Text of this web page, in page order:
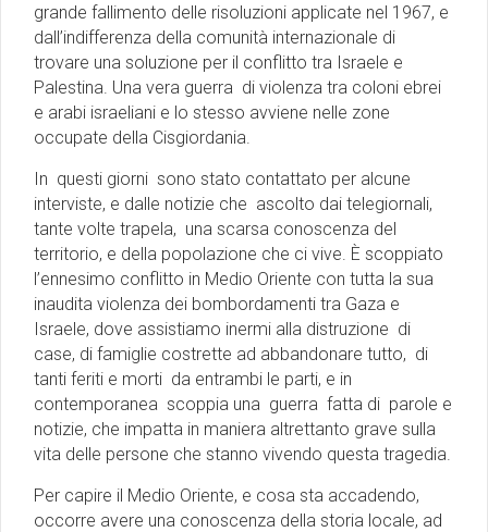
grande fallimento delle risoluzioni applicate nel 1967, e
dall’indifferenza della comunità internazionale di
trovare una soluzione per il conflitto tra Israele e
Palestina. Una vera guerra di violenza tra coloni ebrei
e arabi israeliani e lo stesso avviene nelle zone
occupate della Cisgiordania.
In questi giorni sono stato contattato per alcune
interviste, e dalle notizie che ascolto dai telegiornali,
tante volte trapela, una scarsa conoscenza del
territorio, e della popolazione che ci vive. È scoppiato
l’ennesimo conflitto in Medio Oriente con tutta la sua
inaudita violenza dei bombordamenti tra Gaza e
Israele, dove assistiamo inermi alla distruzione di
case, di famiglie costrette ad abbandonare tutto, di
tanti feriti e morti da entrambi le parti, e in
contemporanea scoppia una guerra fatta di parole e
notizie, che impatta in maniera altrettanto grave sulla
vita delle persone che stanno vivendo questa tragedia.
Per capire il Medio Oriente, e cosa sta accadendo,
occorre avere una conoscenza della storia locale, ad